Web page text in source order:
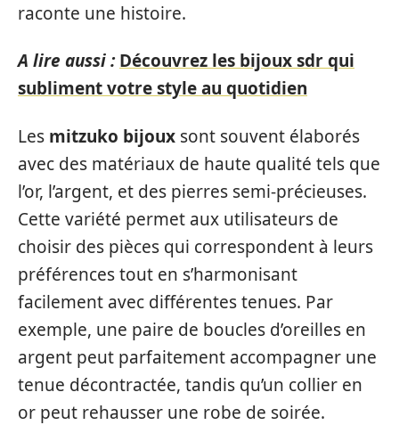
raconte une histoire.
A lire aussi : Découvrez les bijoux sdr qui
subliment votre style au quotidien
Les mitzuko bijoux sont souvent élaborés
avec des matériaux de haute qualité tels que
l’or, l’argent, et des pierres semi-précieuses.
Cette variété permet aux utilisateurs de
choisir des pièces qui correspondent à leurs
préférences tout en s’harmonisant
facilement avec différentes tenues. Par
exemple, une paire de boucles d’oreilles en
argent peut parfaitement accompagner une
tenue décontractée, tandis qu’un collier en
or peut rehausser une robe de soirée.